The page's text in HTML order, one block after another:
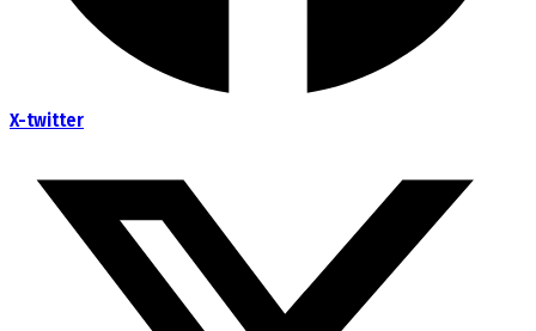
X-twitter